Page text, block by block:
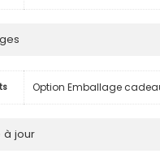
Option Emballage
à jour